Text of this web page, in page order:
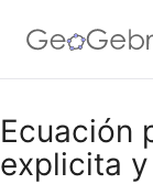
Google
Ecuación
explicita